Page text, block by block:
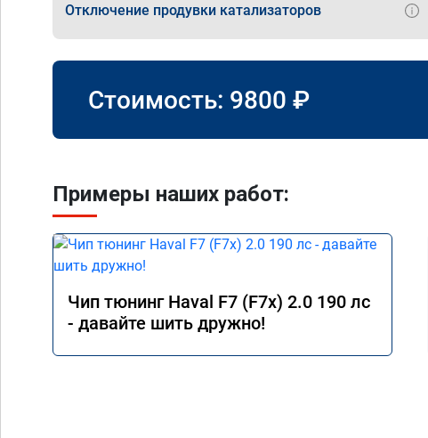
Отключение продувки катализаторов
Стоимость: 9800 ₽
Примеры наших работ:
Чип тюнинг Haval F7 (F7x) 2.0 190 лс
- давайте шить дружно!